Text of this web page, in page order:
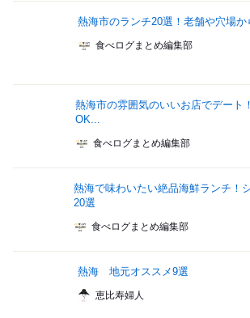
熱海市のランチ20選！老舗や穴場
食べログまとめ編集部
熱海市の雰囲気のいいお店でデート
OK...
食べログまとめ編集部
熱海で味わいたい絶品海鮮ランチ！
20選
食べログまとめ編集部
熱海 地元オススメ9選
恵比寿婦人